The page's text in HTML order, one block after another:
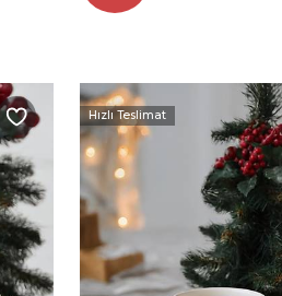
Hızlı Teslimat